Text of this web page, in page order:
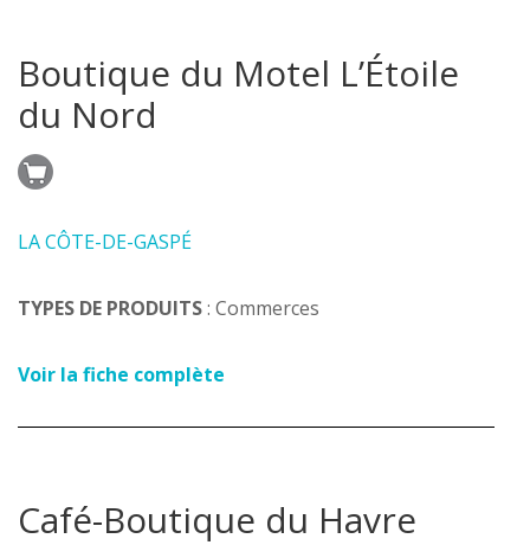
Boutique du Motel L’Étoile
du Nord
LA CÔTE-DE-GASPÉ
TYPES DE PRODUITS: Commerces
Voir la fiche complète
Café-Boutique du Havre